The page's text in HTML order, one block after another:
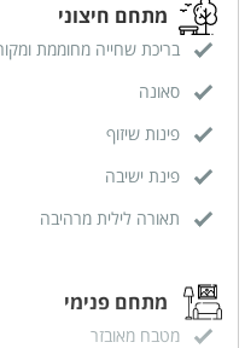
מתחם חיצוני
בריכת שחייה מחוממת
סאונה
פינות שיזוף
פינת ישיבה
תאורה לילית מרהיבה
מתחם פנימי
מטבח מאובזר